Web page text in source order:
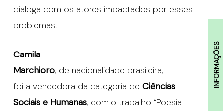
INFORMAÇÕES
dialoga com os atores impactados por esses
problemas.
Camila
Marchioro, de nacionalidade brasileira,
foi a vencedora da categoria de Ciências
Sociais e Humanas, com o trabalho “Poesia